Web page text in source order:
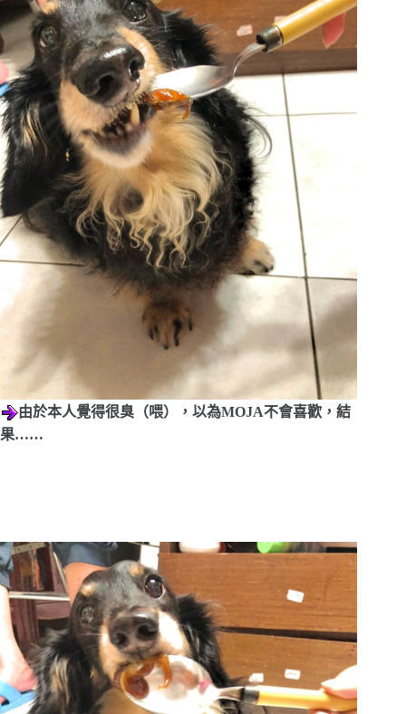
由於本人覺得很臭（喂），以為MOJA不會喜歡，結
果……